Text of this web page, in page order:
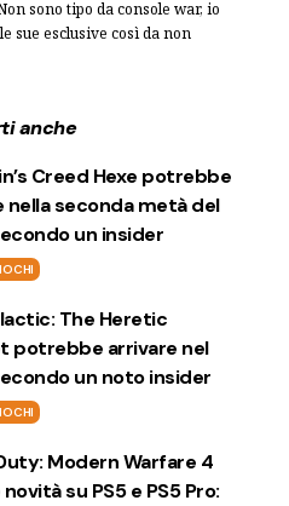
sono tipo da console war, io
sue esclusive così da non
anche
Creed Hexe potrebbe
nella seconda metà del
un insider
The Heretic
potrebbe arrivare nel
un noto insider
Modern Warfare 4
su PS5 e PS5 Pro: